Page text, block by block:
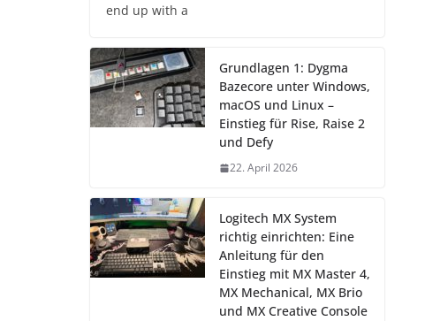
end up with a
Grundlagen 1: Dygma
Bazecore unter Windows,
macOS und Linux –
Einstieg für Rise, Raise 2
und Defy
22. April 2026
Logitech MX System
richtig einrichten: Eine
Anleitung für den
Einstieg mit MX Master 4,
MX Mechanical, MX Brio
und MX Creative Console